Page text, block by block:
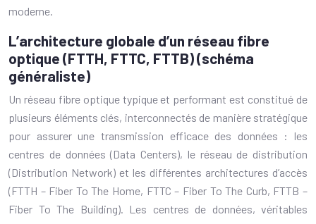
moderne.
L’architecture globale d’un réseau fibre
optique (FTTH, FTTC, FTTB) (schéma
généraliste)
Un réseau fibre optique typique et performant est constitué de
plusieurs éléments clés, interconnectés de manière stratégique
pour assurer une transmission efficace des données : les
centres de données (Data Centers), le réseau de distribution
(Distribution Network) et les différentes architectures d’accès
(FTTH – Fiber To The Home, FTTC – Fiber To The Curb, FTTB –
Fiber To The Building). Les centres de données, véritables